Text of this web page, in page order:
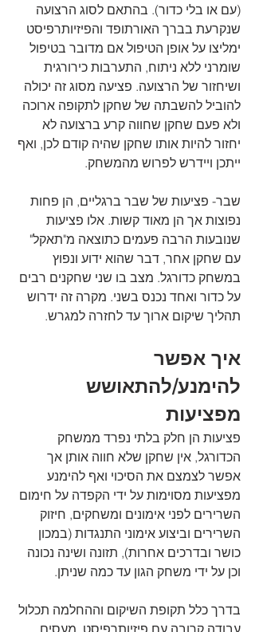
(עם או בלי כדור). בהתאם לסוג הרצועה
שנקרעת בברך האורתופד והפיזיותרפיסט
ימליצו על אופן הטיפול אם מדובר בטיפול
שומרני ללא ניתוח, התערבות כירורגית
ושיחזור של הרצועה. פציעה מסוג זה יכולה
להוביל להשבתה של שחקן לתקופה ארוכה
ולא פעם שחקן שחווה קרע ברצועה לא
יחזור להיות אותו שחקן שהיה קודם לכן, ואף
ייתכן ויידרש לפרוש מהמשחק.
שבר- פציעות של שבר ברגליים, הן פחות
נפוצות אך הן מאוד קשות. אלו פציעות
שנובעות הרבה פעמים כתוצאה מ"תאקל"
עם שחקן אחר, דבר שהוא ידוע ונפוץ
במשחק כדורגל. מצב בו שני שחקנים רבים
על כדור ואחד נכנס בשני. מקרה זה ידרוש
תהליך שיקום ארוך עד לחזרה למגרש.
איך אפשר
להימנע/להתאושש
מפציעות
פציעות הן חלק בלתי נפרד ממשחק
הכדורגל, אין שחקן שלא חווה אותן אך
אפשר לצמצם את הסיכוי ואף להימנע
מפציעות מסוימות על ידי הקפדה על חימום
השרירים לפני אימונים ומשחקים, חיזוק
השרירים וביצוע אימוני התנגדות (במכון
כושר ובדרכים אחרות), תזונה ושינה נכונה
וכן על ידי משחק הגון עד כמה שניתן.
בדרך כלל תקופת השיקום וההחלמה תכלול
עבודה קרובה עם פיזיותרפיסט, מעסים,